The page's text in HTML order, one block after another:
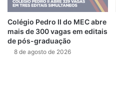
Colégio Pedro II do MEC abre
mais de 300 vagas em editais
de pós-graduação
8 de agosto de 2026